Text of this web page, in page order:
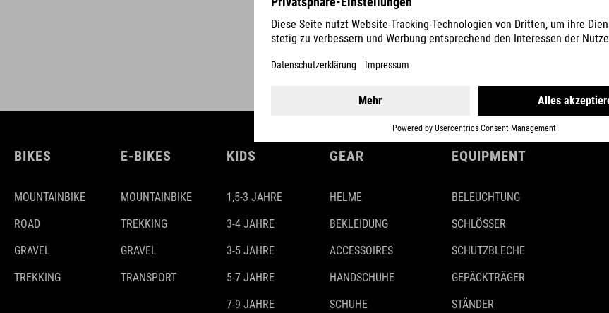
BIKES
MOUNTAINBIKE
ROAD
GRAVEL
TREKKING
E-BIKES
MOUNTAINBIKE
TREKKING
GRAVEL
TRANSPORT
KIDS
1,5-3 JAHRE
3-4 JAHRE
3-5 JAHRE
5-7 JAHRE
7-9 JAHRE
GEAR
HELME
BEKLEIDUNG
ACCESSOIRES
HANDSCHUHE
SCHUHE
EQUIPMENT
BELEUCHTUNG
SCHLÖSSER
SCHUTZBLECHE
GEPÄCKTRÄGER
STÄNDER